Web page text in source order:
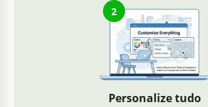
2
Personalize tudo